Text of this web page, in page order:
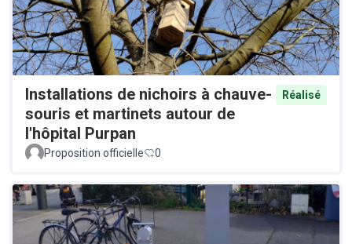
Installations de nichoirs à chauve-
souris et martinets autour de
l'hôpital Purpan
Réalisé
Proposition officielle 0